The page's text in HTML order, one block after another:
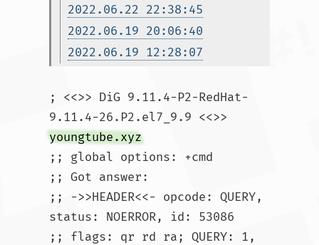
2022.06.22 22:38:45
2022.06.19 20:06:40
2022.06.19 12:28:07
; <<>> DiG 9.11.4-P2-RedHat-
9.11.4-26.P2.el7_9.9 <<>>
youngtube.xyz
;; global options: +cmd
;; Got answer:
;; ->>HEADER<<- opcode: QUERY,
status: NOERROR, id: 53086
;; flags: qr rd ra; QUERY: 1,